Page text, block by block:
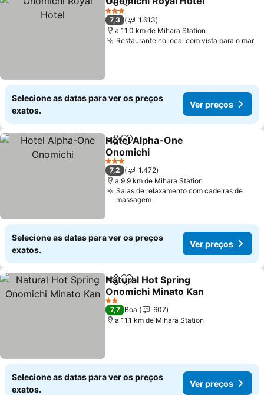
PartilharAdicionar aos favoritos
3 Estrelas
7,3
1.613
a 11.0 km de Mihara Station
Restaurante no local com vista para o mar
Selecione as datas para ver os preços
exatos.
Ver preços
PartilharAdicionar aos favoritos
Hotel Alpha-One
Onomichi
Ver preços
3 Estrelas
7,2
1.472
a 9.9 km de Mihara Station
Salas de relaxamento com cadeiras de
massagem
Selecione as datas para ver os preços
exatos.
Ver preços
PartilharAdicionar aos favoritos
Natural Hot Spring
Onomichi Minato Kan
Ver preços
2 Estrelas
7,7 Boa
607
a 11.1 km de Mihara Station
Selecione as datas para ver os preços
exatos.
Ver preços